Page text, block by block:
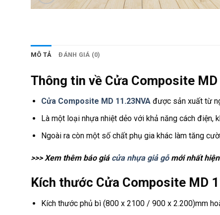
MÔ TẢ ĐÁNH GIÁ (0)
Thông tin về Cửa Composite
Cửa Composite MD 11.23NVAđược sản xuất từ
Là một loại nhựa nhiệt dẻo với khả năng cách điện,
Ngoài ra còn một số chất phụ gia khác làm tăng
>>> Xem thêm báo giá cửa nhựa giả gỗmới nhất
Kích thước Cửa Composite MD
Kích thước phủ bì (800 x 2100 / 900 x 2.200)mm